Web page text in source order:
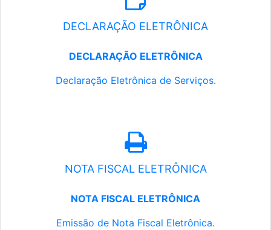
DECLARAÇÃO ELETRÔNICA
DECLARAÇÃO ELETRÔNICA
Declaração Eletrônica de Serviços.
NOTA FISCAL ELETRÔNICA
NOTA FISCAL ELETRÔNICA
Emissão de Nota Fiscal Eletrônica.